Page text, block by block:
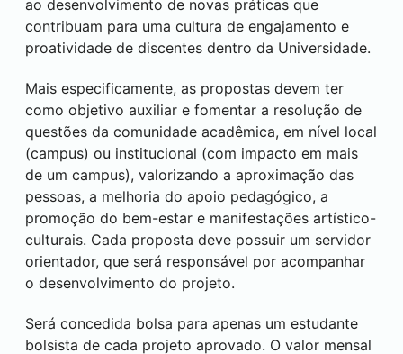
ao desenvolvimento de novas práticas que
contribuam para uma cultura de engajamento e
proatividade de discentes dentro da Universidade.
Mais especificamente, as propostas devem ter
como objetivo auxiliar e fomentar a resolução de
questões da comunidade acadêmica, em nível local
(campus) ou institucional (com impacto em mais
de um campus), valorizando a aproximação das
pessoas, a melhoria do apoio pedagógico, a
promoção do bem-estar e manifestações artístico-
culturais. Cada proposta deve possuir um servidor
orientador, que será responsável por acompanhar
o desenvolvimento do projeto.
Será concedida bolsa para apenas um estudante
bolsista de cada projeto aprovado. O valor mensal